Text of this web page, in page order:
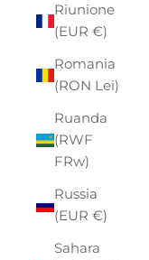
Riunione
(EUR €)
Romania
(RON Lei)
Ruanda
(RWF
FRw)
Russia
(EUR €)
Sahara